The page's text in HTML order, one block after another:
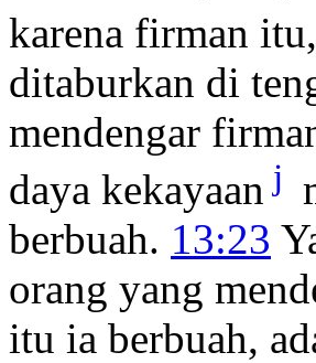
karena firman
ditaburkan di
mendengar
daya kekayaan j
berbuah. 13:23
orang yang
itu ia berbuah,